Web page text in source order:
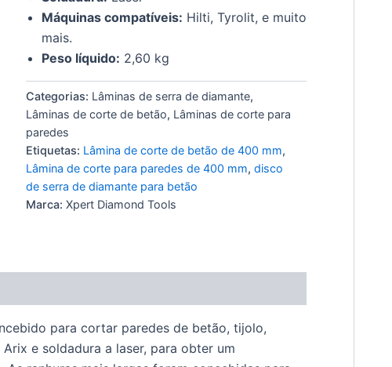
Máquinas compatíveis: Hilti, Tyrolit, e muito
mais.
Peso líquido: 2,60 kg
Categorias: Lâminas de serra de diamante,
Lâminas de corte de betão, Lâminas de corte para
paredes
Etiquetas: Lâmina de corte de betão de 400 mm,
Lâmina de corte para paredes de 400 mm, disco
de serra de diamante para betão
Marca: Xpert Diamond Tools
para cortar paredes de betão, tijolo,
e soldadura a laser, para obter um